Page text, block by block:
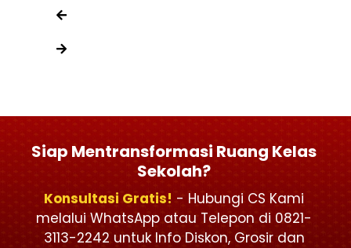
Siap Mentransformasi Ruang Kelas
Sekolah?
Konsultasi Gratis! - Hubungi CS Kami
melalui WhatsApp atau Telepon di 0821-
3113-2242 untuk Info Diskon, Grosir dan